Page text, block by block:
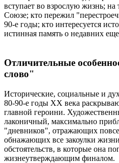
вступает во взрослую жизнь;
Союзе; кто пережил
90-е годы; кто интересуется
истинная память о недавних
Отличительные
слово"
Исторические, социальные и
80-90-е годы ХХ века
главной героини.
лаконичный, максимально
"дневников", отражающих
обнажающих все закоулки
обстоятельств, в которые она
жизнеутверждающим финалом.